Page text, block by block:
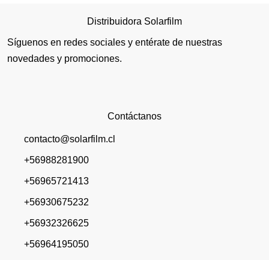
Distribuidora Solarfilm
Síguenos en redes sociales y entérate de nuestras
novedades y promociones.
Contáctanos
contacto@solarfilm.cl
+56988281900
+56965721413
+56930675232
+56932326625
+56964195050